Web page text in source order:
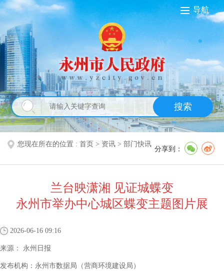
导航
搜索
您现在所在的位置 : 首页 > 资讯 > 部门快讯
分享到：
兰台映潇湘 见证城蝶变
永州市举办中心城区蝶变主题图片展
2026-06-16 09:16
来源： 永州日报
发布机构： 永州市数据局（营商环境建设局）